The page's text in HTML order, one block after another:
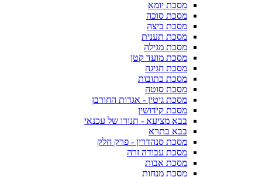
מסכת יומא
מסכת סוכה
מסכת ביצה
מסכת תענית
מסכת מגילה
מסכת מועד קטן
מסכת חגיגה
מסכת כתובות
מסכת סוטה
מסכת גיטין - אגדות החורבן
מסכת קידושין
בבא מציעא - תנורו של עכנאי
בבא בתרא
מסכת סנהדרין - פרק חלק
מסכת עבודה זרה
מסכת אבות
מסכת מנחות